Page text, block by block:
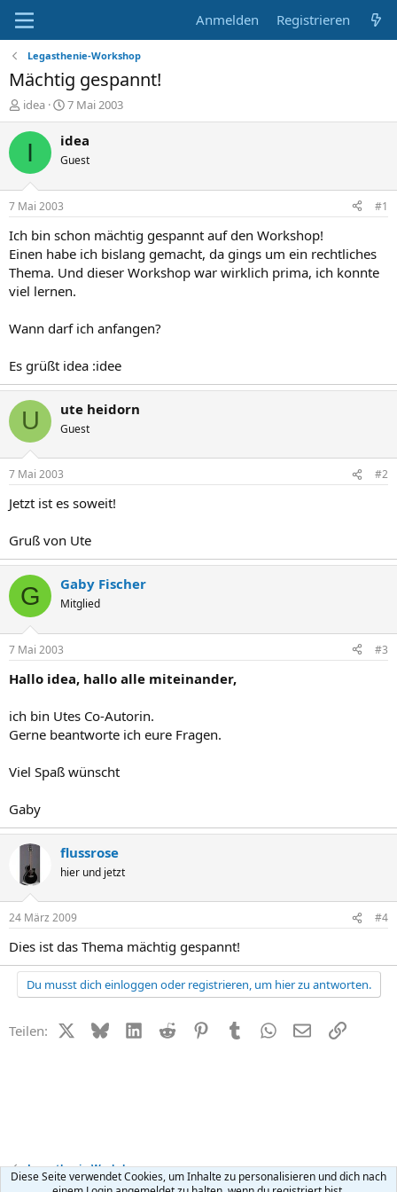
Anmelden Registrieren
Legasthenie-Workshop
Mächtig gespannt!
E
r
s
l
e
r
idea
E
r
s
e
t
a
7 Mai 2003
I idea
Guest
7 Mai 2003 #1
Ich bin schon mächtig gespannt auf den Workshop!
Einen habe ich bislang gemacht, da gings um ein rechtliches
Thema. Und dieser Workshop war wirklich prima, ich konnte
viel lernen.
Wann darf ich anfangen?
Es grüßt idea :idee
U ute heidorn
Guest
7 Mai 2003 #2
Jetzt ist es soweit!
Gruß von Ute
G Gaby Fischer
Mitglied
7 Mai 2003 #3
Hallo idea, hallo alle miteinander,
ich bin Utes Co-Autorin.
Gerne beantworte ich eure Fragen.
Viel Spaß wünscht
Gaby
flussrose
hier und jetzt
24 März 2009 #4
Dies ist das Thema mächtig gespannt!
Du musst dich einloggen oder registrieren, um hier zu antworten.
Teilen: X (Twitter)
BlueskyLinkedIn
Reddit PinterestTumblr WhatsApp
E-MailLink
Legasthenie-Workshop
Diese Seite verwendet Cookies, um Inhalte zu personalisieren und dich nach